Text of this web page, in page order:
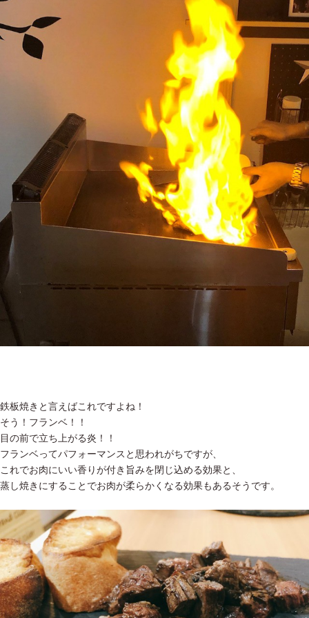
鉄板焼きと言えばこれですよね！
そう！フランベ！！
目の前で立ち上がる炎！！
フランベってパフォーマンスと思われがちですが、
これでお肉にいい香りが付き旨みを閉じ込める効果と、
蒸し焼きにすることでお肉が柔らかくなる効果もあるそうです。